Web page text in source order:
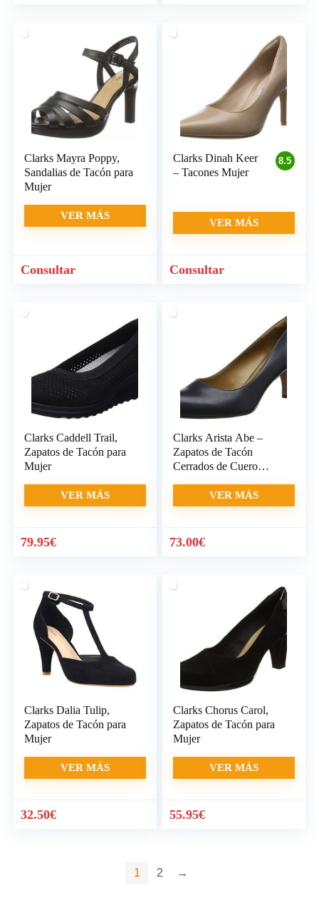
Clarks Mayra Poppy,
Sandalias de Tacón para
Mujer
VER MÁS
Consultar
8.5
Clarks Dinah Keer
– Tacones Mujer
VER MÁS
Consultar
Clarks Caddell Trail,
Zapatos de Tacón para
Mujer
VER MÁS
79.95€
Clarks Arista Abe –
Zapatos de Tacón
Cerrados de Cuero
VER MÁS
73.00€
Clarks Dalia Tulip,
Zapatos de Tacón para
Mujer
VER MÁS
32.50€
Clarks Chorus Carol,
Zapatos de Tacón para
Mujer
VER MÁS
55.95€
1 2 →